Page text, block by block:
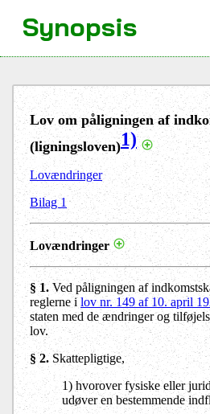
Lov om påligningen af
(ligningsloven)1)
Lovændringer
Bilag 1
Lovændringer
§ 1. Ved påligningen af
reglerne ilov nr. 149 af 10. april
staten med de ændringer og
lov.
§ 2.Skattepligtige,
1) hvorover fysiske eller
udøver en bestemmende
Synopsis